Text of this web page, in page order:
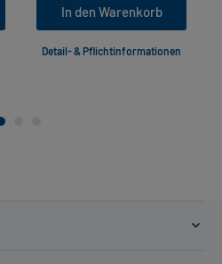
In den Warenkorb
Detail- & Pflichtinformationen